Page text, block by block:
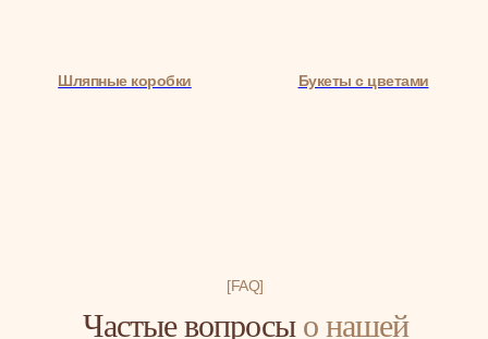
Шляпные коробки Букеты с цветами
[FAQ]
Частые вопросы о нашей